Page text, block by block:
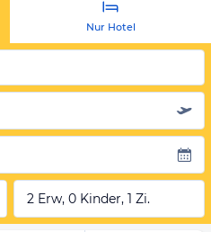
Nur Hotel
2 Erw, 0 Kinder, 1 Zi.